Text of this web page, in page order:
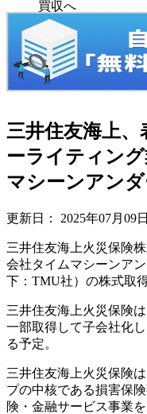
買収へ
三井住友海上
ーライティン
マシーンアン
更新日： 2025年07月09日
三井住友海上火災保険
会社タイムマシーンア
下：TMU社）の株式取
三井住友海上火災保険
一部取得して子会社化
る予定。
三井住友海上火災保険
プの中核である損害保
険・金融サービス事業を